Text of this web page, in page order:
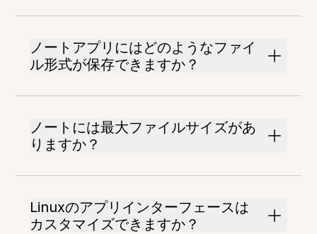
ノートアプリにはどのようなファイ
ル形式が保存できますか？
ノートには最大ファイルサイズがあ
りますか？
Linuxのアプリインターフェースは
カスタマイズできますか？